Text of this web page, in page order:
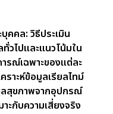
หรับประกัน